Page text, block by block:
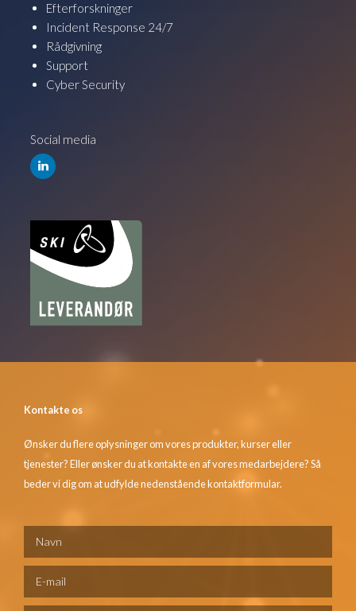
Efterforskninger
Incident Response 24/7
Rådgivning
Support
Cyber Security
Social media
Kontakte os
Ønsker du flere oplysninger om vores produkter, kurser eller
tjenester? Eller ønsker du at kontakte en af vores medarbejdere? Så
beder vi dig om at udfylde nedenstående kontaktformular.